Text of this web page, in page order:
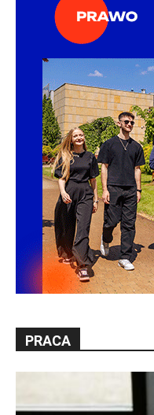
PRACA